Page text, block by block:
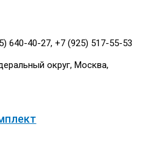
640-40-27, +7 (925) 517-55-53
округ, Москва,